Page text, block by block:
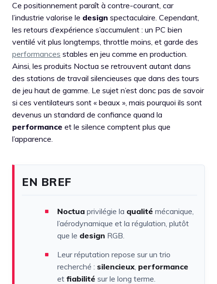
Ce positionnement paraît à contre-courant, car
l’industrie valorise le design spectaculaire. Cependant,
les retours d’expérience s’accumulent : un PC bien
ventilé vit plus longtemps, throttle moins, et garde des
performances stables en jeu comme en production.
Ainsi, les produits Noctua se retrouvent autant dans
des stations de travail silencieuses que dans des tours
de jeu haut de gamme. Le sujet n’est donc pas de savoir
si ces ventilateurs sont « beaux », mais pourquoi ils sont
devenus un standard de confiance quand la
performance et le silence comptent plus que
l’apparence.
EN BREF
Noctua privilégie la qualité mécanique,
l’aérodynamique et la régulation, plutôt
que le design RGB.
Leur réputation repose sur un trio
recherché : silencieux, performance
et fiabilité sur le long terme.